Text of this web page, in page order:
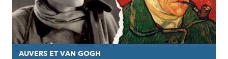
AUVERS ET VAN GOGH